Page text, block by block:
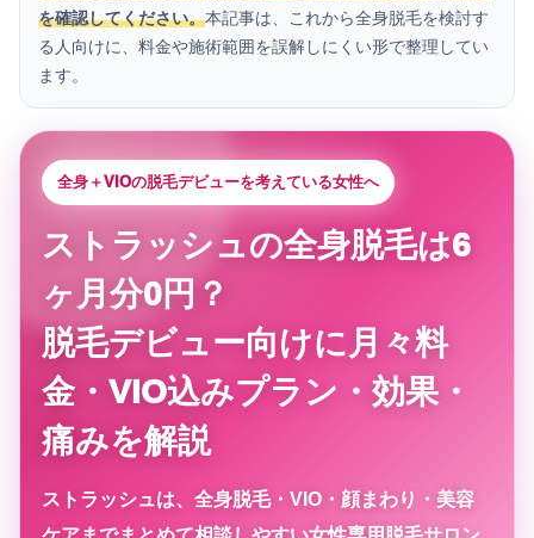
を確認してください。本記事は、これから全身脱毛を検討す
る人向けに、料金や施術範囲を誤解しにくい形で整理してい
ます。
全身＋VIOの脱毛デビューを考えている女性へ
ストラッシュの全身脱毛は6
ヶ月分0円？
脱毛デビュー向けに月々料
金・VIO込みプラン・効果・
痛みを解説
ストラッシュは、全身脱毛・VIO・顔まわり・美容